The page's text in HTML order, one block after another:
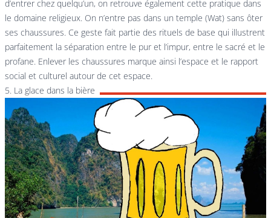
d’entrer chez quelqu’un, on retrouve également cette pratique dans
le domaine religieux. On n’entre pas dans un temple (Wat) sans ôter
ses chaussures. Ce geste fait partie des rituels de base qui illustrent
parfaitement la séparation entre le pur et l’impur, entre le sacré et le
profane. Enlever les chaussures marque ainsi l’espace et le rapport
social et culturel autour de cet espace.
5. La glace dans la bière